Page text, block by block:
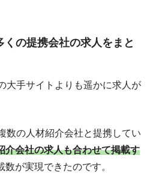
の提携会社の求人をまと
大手サイトよりも遥かに求人が
数の人材紹介会社と提携してい
介会社の求人も合わせて掲載す
が実現できたのです。